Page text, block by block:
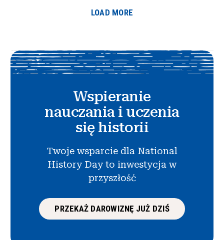
LOAD MORE
Wspieranie
nauczania i uczenia
się historii
Twoje wsparcie dla National
History Day to inwestycja w
przyszłość
PRZEKAŻ DAROWIZNĘ JUŻ DZIŚ